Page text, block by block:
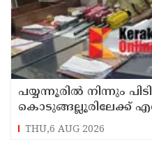
പയ്യന്നൂരിൽ നിന്നും
കൊടുങ്ങല്ലൂരിലേക്ക്
പദ്ധതിയിട്ടുവെന്ന്
കമ്മിഷണർ
THU,6 AUG 2026